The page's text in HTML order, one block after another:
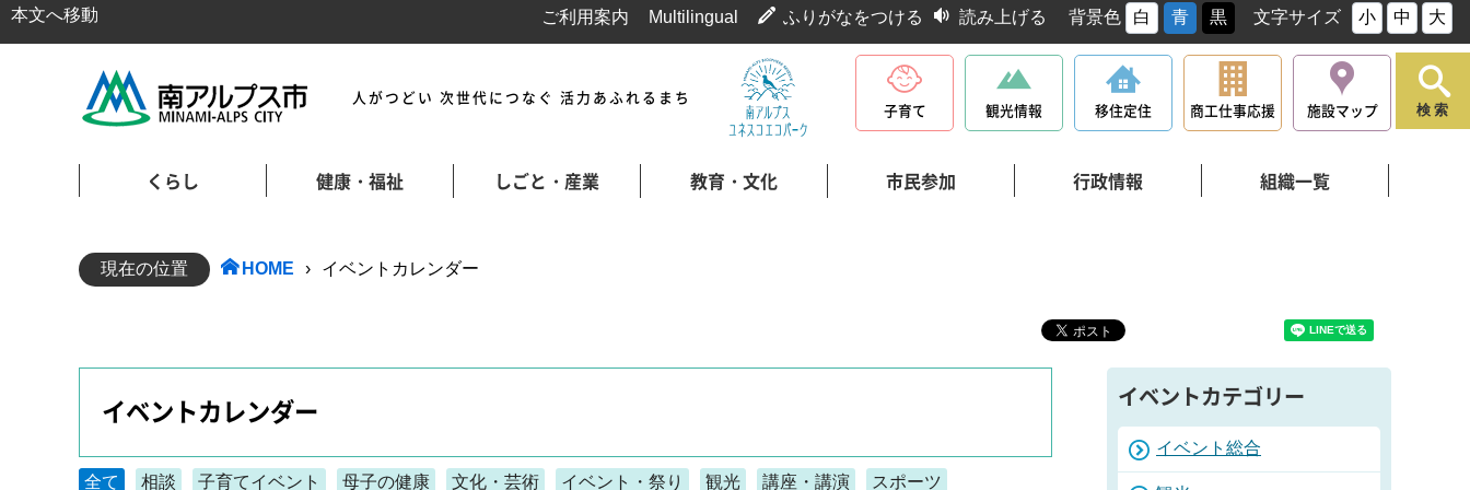
本文へ移動 ご利用案内 Multilingual ふりがなをつける 読み上げる 背景色 白 青 黒 文字サイズ 小 中 大
人がつどい 次世代につなぐ 活力あふれるまち
子育て 観光情報 移住定住 商工仕事応援 施設マップ
くらし 健康・福祉 しごと・産業 教育・文化 市民参加 行政情報 組織一覧
検索
現在の位置 HOME › イベントカレンダー
イベントカレンダー
全て 相談 子育てイベント 母子の健康 文化・芸術 イベント・祭り 観光 講座・講演 スポーツ
イベントカテゴリー
イベント総合